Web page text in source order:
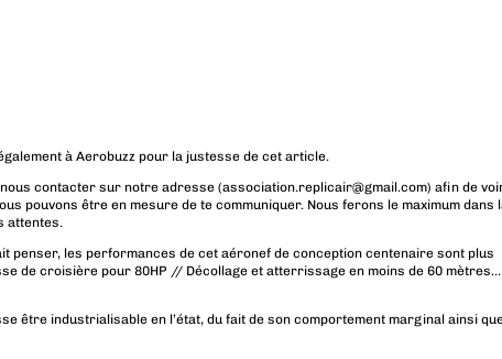
à Aerobuzz pour la justesse de cet article.
contacter sur notre adresse (association.replicair@gmail.com) afin de
pouvons être en mesure de te communiquer. Nous ferons le maximum dans
attentes.
penser, les performances de cet aéronef de conception centenaire sont plus
de croisière pour 80HP // Décollage et atterrissage en moins de 60 mètres…
être industrialisable en l’état, du fait de son comportement marginal ainsi